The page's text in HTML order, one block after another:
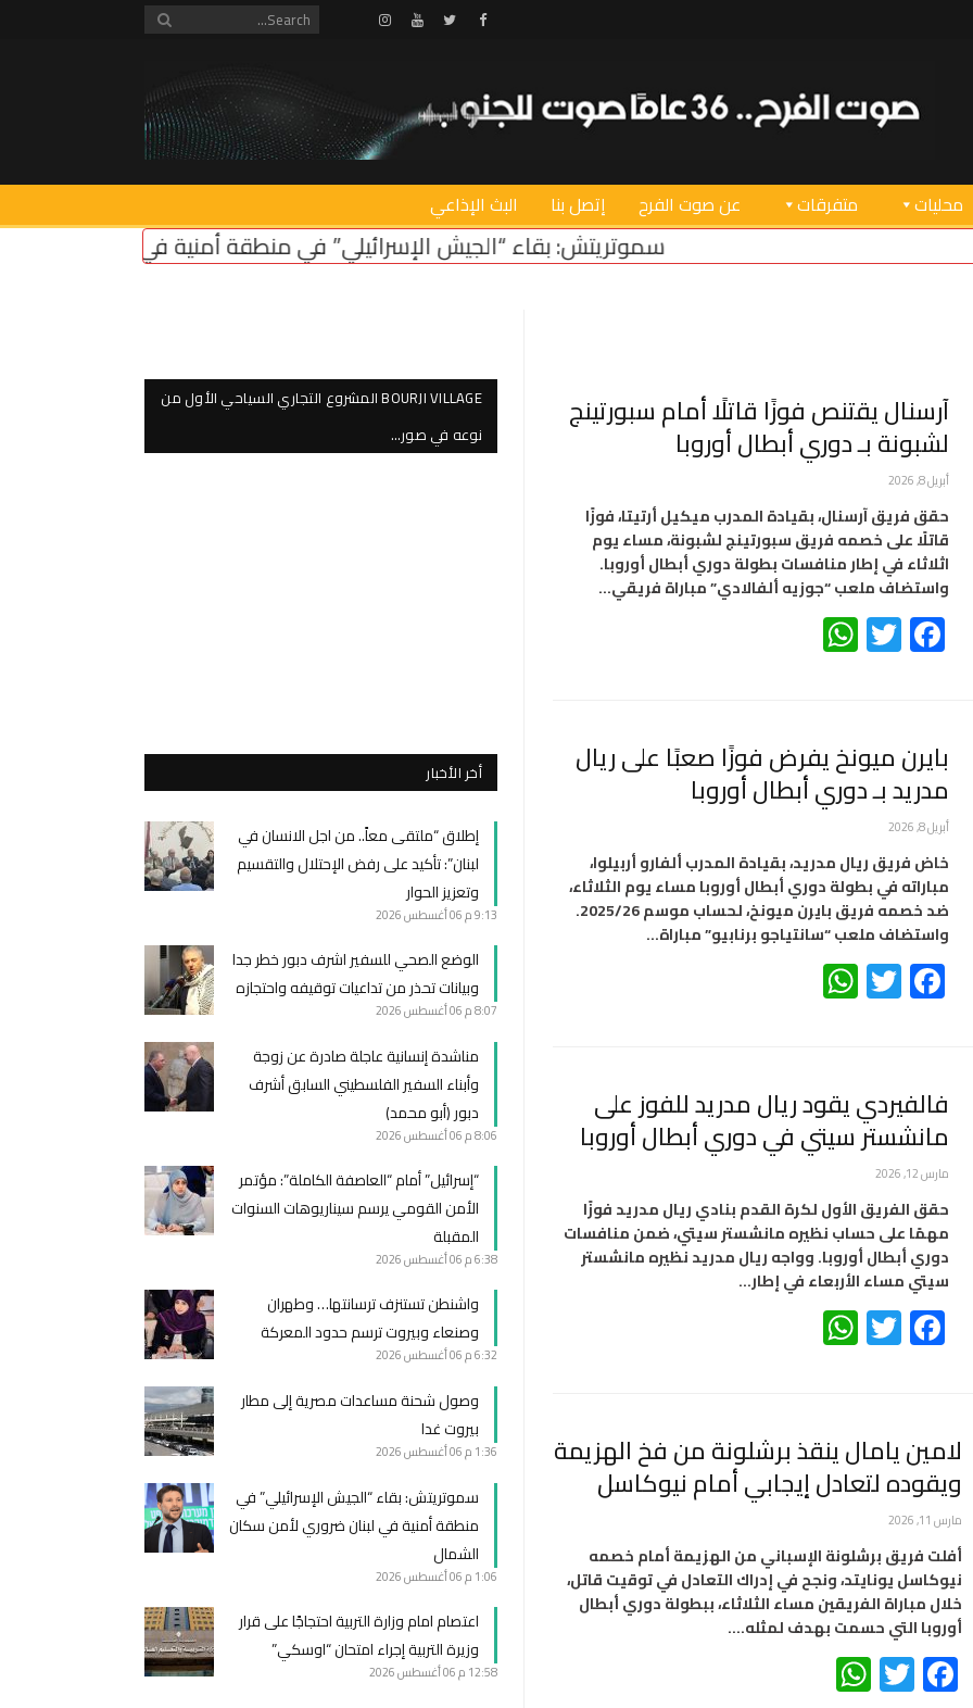
Facebook
Twitter
Youtube
Instagram
محليات متفرقات عن صوت الفرح إتصل بنا البث الإذاعي
سموتريتش: بقاء “الجيش الإسرائيلي” في منطقة أمنية في لبنان ضروري لأمن سكان
آرسنال يقتنص فوزًا قاتلًا أمام سبورتينج
لشبونة بـ دوري أبطال أوروبا
أبريل 8, 2026
حقق فريق آرسنال، بقيادة المدرب ميكيل أرتيتا، فوزًا
قاتلًا على خصمه فريق سبورتينج لشبونة، مساء يوم
اثلاثاء في إطار منافسات بطولة دوري أبطال أوروبا.
واستضاف ملعب “جوزيه ألفالادي” مباراة فريقي…
Facebook
Twitter
بايرن ميونخ يفرض فوزًا صعبًا على ريال
مدريد بـ دوري أبطال أوروبا
أبريل 8, 2026
خاض فريق ريال مدريد، بقيادة المدرب ألفارو أربيلوا،
مباراته في بطولة دوري أبطال أوروبا مساء يوم الثلاثاء،
ضد خصمه فريق بايرن ميونخ، لحساب موسم 2025/26.
واستضاف ملعب “سانتياجو برنابيو” مباراة…
Facebook
Twitter
فالفيردي يقود ريال مدريد للفوز على
مانشستر سيتي في دوري أبطال أوروبا
مارس 12, 2026
حقق الفريق الأول لكرة القدم بنادي ريال مدريد فوزًا
مهمًا على حساب نظيره مانشستر سيتي، ضمن منافسات
دوري أبطال أوروبا. وواجه ريال مدريد نظيره مانشستر
سيتي مساء الأربعاء في إطار…
Facebook
Twitter
لامين يامال ينقذ برشلونة من فخ الهزيمة
ويقوده لتعادل إيجابي أمام نيوكاسل
مارس 11, 2026
أفلت فريق برشلونة الإسباني من الهزيمة أمام خصمه
نيوكاسل يونايتد، ونجح في إدراك التعادل في توقيت قاتل،
خلال مباراة الفريقين مساء الثلاثاء، ببطولة دوري أبطال
أوروبا التي حسمت بهدف لمثله.…
Facebook
Twitter
BOURJI VILLAGE المشروع التجاري السياحي الأول من
نوعه في صور…
أخر الأخبار
إطلاق “ملتقى معاً.. من اجل الانسان في
لبنان”: تأكيد على رفض الإحتلال والتقسيم
وتعزيز الحوار
9:13 م 06 أغسطس 2026
الوضع الصحي للسفير اشرف دبور خطر جدا
وبيانات تحذر من تداعيات توقيفه واحتجازه
8:07 م 06 أغسطس 2026
مناشدة إنسانية عاجلة صادرة عن زوجة
وأبناء السفير الفلسطيني السابق أشرف
دبور (أبو محمد)
8:06 م 06 أغسطس 2026
“إسرائيل” أمام “العاصفة الكاملة”: مؤتمر
الأمن القومي يرسم سيناريوهات السنوات
المقبلة
6:38 م 06 أغسطس 2026
واشنطن تستنزف ترسانتها… وطهران
وصنعاء وبيروت ترسم حدود المعركة
6:32 م 06 أغسطس 2026
وصول شحنة مساعدات مصرية إلى مطار
بيروت غدا
1:36 م 06 أغسطس 2026
سموتريتش: بقاء “الجيش الإسرائيلي” في
منطقة أمنية في لبنان ضروري لأمن سكان
الشمال
1:06 م 06 أغسطس 2026
اعتصام امام وزارة التربية احتجاجًا على قرار
وزيرة التربية إجراء امتحان “اوسكي”
12:58 م 06 أغسطس 2026